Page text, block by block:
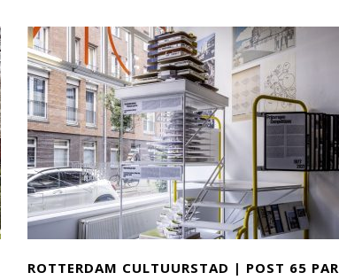
ROTTERDAM CULTUURSTAD | POST 65